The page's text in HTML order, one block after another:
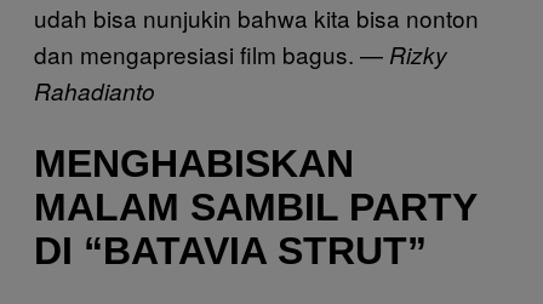
udah bisa nunjukin bahwa kita bisa nonton
dan mengapresiasi film bagus. — Rizky
Rahadianto
MENGHABISKAN
MALAM SAMBIL PARTY
DI “BATAVIA STRUT”